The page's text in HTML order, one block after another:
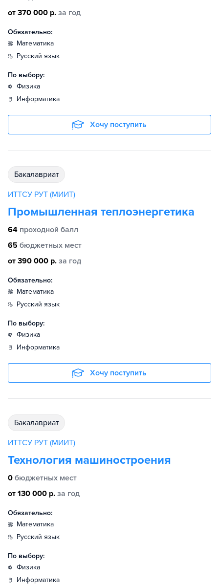
от 370 000 р. за год
Обязательно:
математика
русский язык
По выбору:
физика
информатика
Хочу поступить
бакалавриат
ИТТСУ РУТ (МИИТ)
Промышленная теплоэнергетика
64 проходной балл
65 бюджетных мест
от 390 000 р. за год
Обязательно:
математика
русский язык
По выбору:
физика
информатика
Хочу поступить
бакалавриат
ИТТСУ РУТ (МИИТ)
Технология машиностроения
0 бюджетных мест
от 130 000 р. за год
Обязательно:
математика
русский язык
По выбору:
физика
информатика